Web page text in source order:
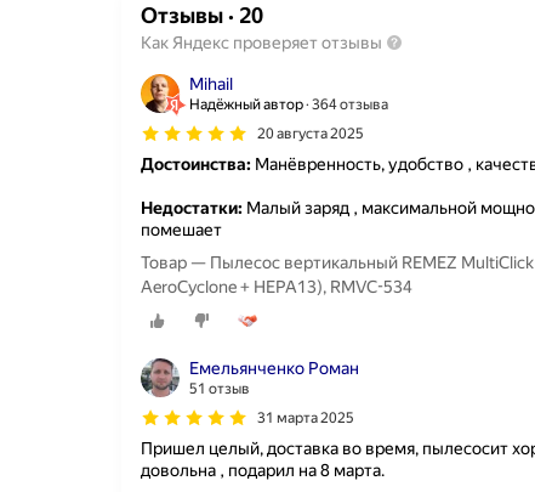
Отзывы· 20
Как Яндекс проверяет отзывы
Mihail
Надёжный автор 364 отзыва
20 августа 2025
Достоинства: Манёвренность, удобство ,
Недостатки: Малый заряд , максимальной
помешает
Товар — Пылесос вертикальный REMEZ
AeroCyclone + HEPA13), RMVC-534
Емельянченко Роман
51 отзыв
31 марта 2025
Пришел целый, доставка во время, пылесосит
довольна , подарил на 8 марта.